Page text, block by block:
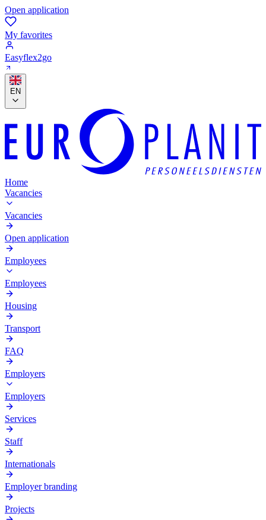
Open application
My favorites
Easyflex2go
EN
Home
Vacancies
Vacancies
Open application
Employees
Employees
Housing
Transport
FAQ
Employers
Employers
Services
Staff
Internationals
Employer branding
Projects